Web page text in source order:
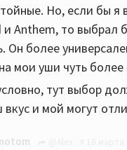
Но, если бы
и Anthem, то выбрал
Он более
мои уши чуть более
тут выбор
и мой могут